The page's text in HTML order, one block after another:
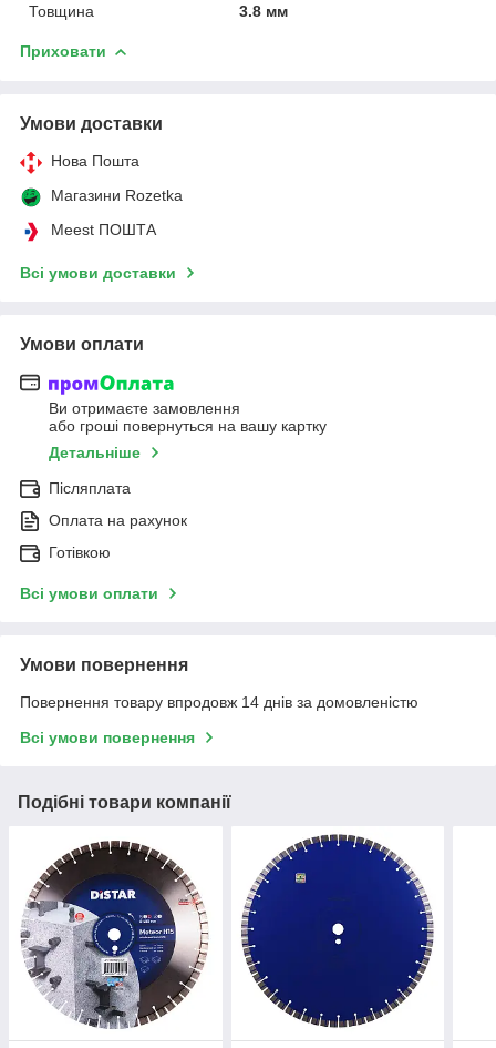
Товщина
3.8 мм
Приховати
Умови доставки
Нова Пошта
Магазини Rozetka
Meest ПОШТА
Всі умови доставки
Умови оплати
Ви отримаєте замовлення
або гроші повернуться на вашу картку
Детальніше
Післяплата
Оплата на рахунок
Готівкою
Всі умови оплати
Умови повернення
Повернення товару впродовж 14 днів за домовленістю
Всі умови повернення
Подібні товари компанії